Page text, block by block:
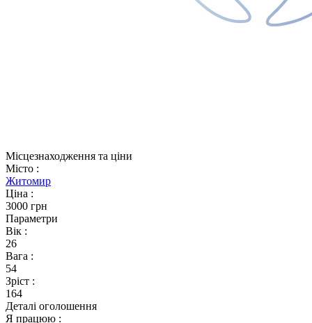
Місцезнаходження та ціни
Місто :
Житомир
Ціна :
3000 грн
Параметри
Вік :
26
Вага :
54
Зріст :
164
Деталі оголошення
Я працюю :